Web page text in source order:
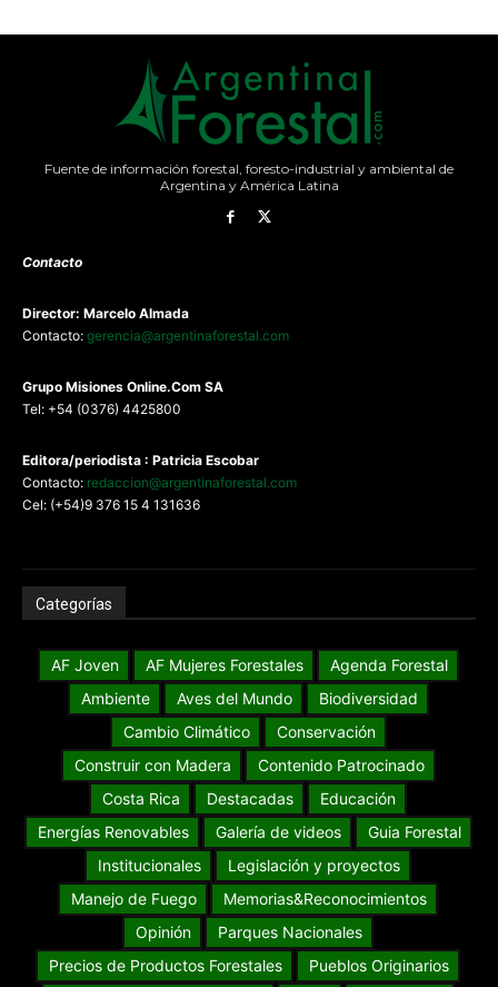
Fuente de información forestal, foresto-industrial y ambiental de
Argentina y América Latina
Contacto
Director: Marcelo Almada
Contacto: gerencia@argentinaforestal.com
Grupo Misiones Online.Com SA
Tel: +54 (0376) 4425800
Editora/periodista : Patricia Escobar
Contacto: redaccion@argentinaforestal.com
Cel: (+54)9 376 15 4 131636
Categorías
AF Joven AF Mujeres Forestales
Agenda Forestal
Ambiente
Aves del Mundo
Biodiversidad
Cambio Climático
Conservación
Construir con Madera
Contenido Patrocinado
Costa Rica
Destacadas
Educación
Energías Renovables
Galería de videos
Guia Forestal
Institucionales
Legislación y proyectos
Manejo de Fuego
Memorias&Reconocimientos
Opinión
Parques Nacionales
Precios de Productos Forestales
Pueblos Originarios